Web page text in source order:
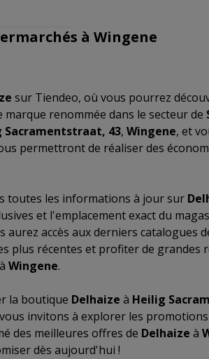
à Wingene
sur Tiendeo, où vous pourrez
marque renommée dans le secteur de
Sacramentstraat, 43, Wingene, et
permettront de réaliser des
toutes les informations à jour sur
et l'emplacement exact du
aurez accès aux derniers catalogues
plus récentes et profiter de grandes
Wingene.
la boutique Delhaize à Heilig
invitons à explorer les
des meilleures offres de Delhaize à
dès aujourd'hui !